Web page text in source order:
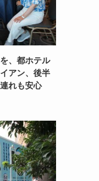
、都ホテル
アン、後半
れも安心